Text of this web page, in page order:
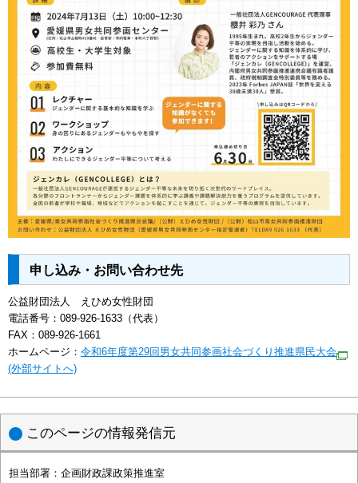
申し込み・お問い合わせ先
公益財団法人 えひめ女性財団
電話番号：089-926-1633（代表）
FAX：089-926-1661
ホームページ： 令和6年度第29回男女共同参画社会づくり推進県民大会
(外部サイトへ)
このページの情報発信元
担当部署： 企画財政課政策推進室